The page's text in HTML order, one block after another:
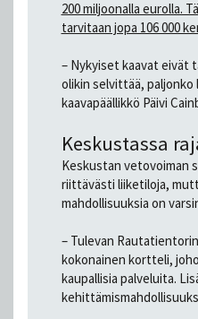
200 miljoonalla eurolla.
tarvitaan jopa 106 000
– Nykyiset kaavat eivät
olikin selvittää, paljonko
kaavapäällikkö Päivi
Keskustassa
Keskustan vetovoiman
riittävästi liiketiloja,
mahdollisuuksia on
– Tulevan
kokonainen kortteli,
kaupallisia palveluita.